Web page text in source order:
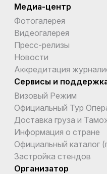
Медиа-центр
Фотогалерея
Видеогалерея
Пресс-релизы
Новости
Аккредитация
Сервисы и
Визовый Режим
Официальный Тур
Доставка груза и
Информация о стране
Официальный каталог
Застройка стендов
Организатор